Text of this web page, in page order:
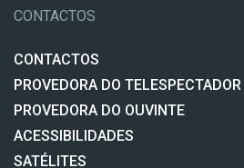
CONTACTOS
CONTACTOS
PROVEDORA DO TELESPECTADOR
PROVEDORA DO OUVINTE
ACESSIBILIDADES
SATÉLITES